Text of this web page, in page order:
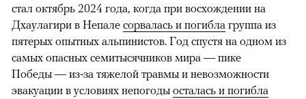
стал октябрь 2024 года, когда при восхождении на
Дхаулагири в Непале сорвалась и погибла группа из
пятерых опытных альпинистов. Год спустя на одном из
самых опасных семитысячников мира — пике
Победы — из-за тяжелой травмы и невозможности
эвакуации в условиях непогоды осталась и погибла